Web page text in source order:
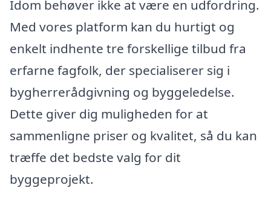
Idom behøver ikke at være en udfordring.
Med vores platform kan du hurtigt og
enkelt indhente tre forskellige tilbud fra
erfarne fagfolk, der specialiserer sig i
bygherrerådgivning og byggeledelse.
Dette giver dig muligheden for at
sammenligne priser og kvalitet, så du kan
træffe det bedste valg for dit
byggeprojekt.